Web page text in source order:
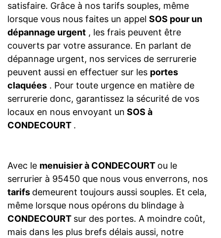
satisfaire. Grâce à nos tarifs souples, même
lorsque vous nous faites un appel SOS pour un
dépannage urgent , les frais peuvent être
couverts par votre assurance. En parlant de
dépannage urgent, nos services de serrurerie
peuvent aussi en effectuer sur les portes
claquées . Pour toute urgence en matière de
serrurerie donc, garantissez la sécurité de vos
locaux en nous envoyant un SOS à
CONDECOURT .
Avec le menuisier à CONDECOURT ou le
serrurier à 95450 que nous vous enverrons, nos
tarifs demeurent toujours aussi souples. Et cela,
même lorsque nous opérons du blindage à
CONDECOURT sur des portes. A moindre coût,
mais dans les plus brefs délais aussi, notre